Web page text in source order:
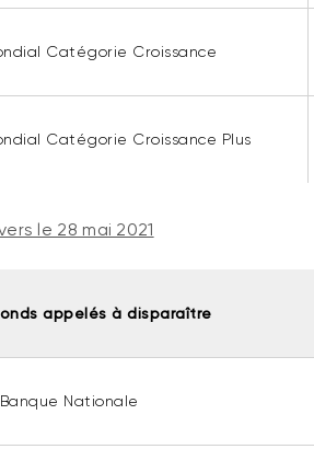
Catégorie Croissance
Catégorie Croissance Plus
le 28 mai 2021
appelés à disparaître
Nationale